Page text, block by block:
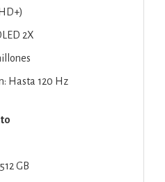
2X
Hasta 120 Hz
GB